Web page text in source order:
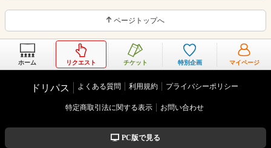
ページトップへ
ホーム リクエスト チケット 特別企画 マイページ
ドリパス よくある質問 利用規約 プライバシーポリシー
特定商取引法に関する表示 お問い合わせ
PC版で見る